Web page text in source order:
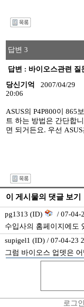
답변 3
답변 : 바이오스관련 질
당신기억
2007/04/29
20:06
ASUS의 P4P800이 865
트 하는 방법은 간단합
면 되거든요. 우선
이 게시물의 댓글 보기
pg1313 (ID)
/ 07-04-
수입사의 홈페이지에도
supigel1 (ID) / 07-04-23
그럼 바이오스 업뎃은
로그인